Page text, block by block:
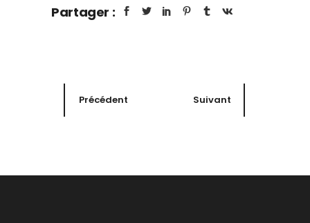
Partager :
Précédent Suivant